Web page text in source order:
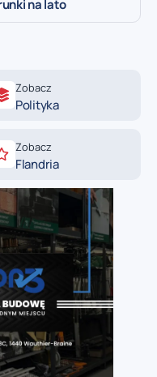
na lato
Zobacz
Polityka
Zobacz
Flandria